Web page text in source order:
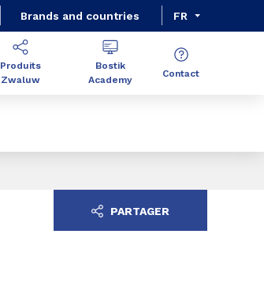
Brands and countries FR
Produits
Zwaluw
Bostik
Academy
Contact
PARTAGER